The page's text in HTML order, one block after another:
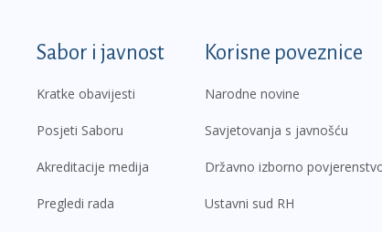
Sabor i javnost
Kratke obavijesti
Posjeti Saboru
Akreditacije medija
Pregledi rada
Korisne poveznice
Narodne novine
Savjetovanja s javnošću
Državno izborno
Ustavni sud RH